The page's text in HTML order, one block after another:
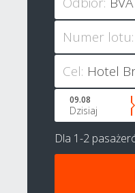
Numer lotu:
Cel:
09.08
Dzisiaj
Dla 1-2